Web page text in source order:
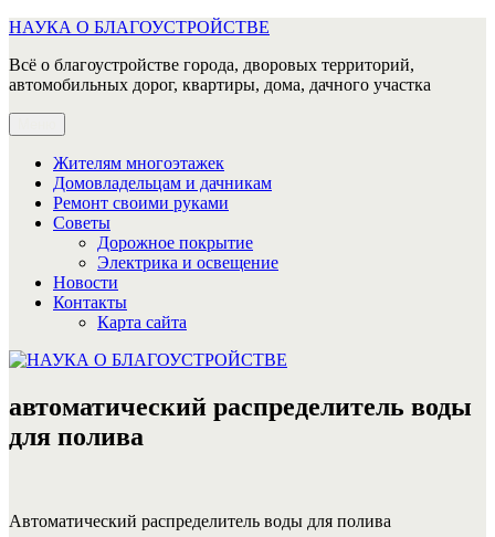
Перейти
содержимому
НАУКА О БЛАГОУСТРОЙСТВЕ
Всё о благоустройстве города, дворовых территорий,
автомобильных дорог, квартиры, дома, дачного участка
Жителям многоэтажек
Домовладельцам и дачникам
Ремонт своими руками
Советы
Дорожное покрытие
Электрика и освещение
Новости
Контакты
Карта сайта
автоматический распределитель воды
для полива
Автоматический распределитель воды для полива